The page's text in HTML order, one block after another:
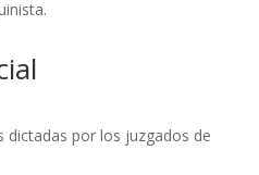
dictadas por los juzgados de